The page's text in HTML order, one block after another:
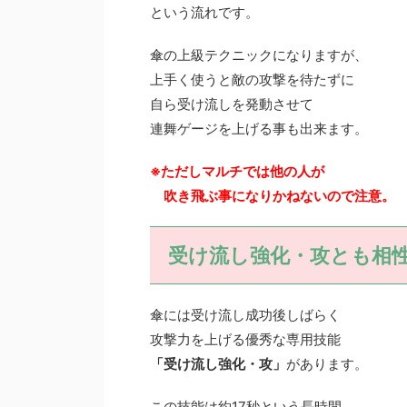
という流れです。
傘の上級テクニックになりますが、
上手く使うと敵の攻撃を待たずに
自ら受け流しを発動させて
連舞ゲージを上げる事も出来ます。
※ただしマルチでは他の人が
吹き飛ぶ事になりかねないので注意。
受け流し強化・攻とも相
傘には受け流し成功後しばらく
攻撃力を上げる優秀な専用技能
「受け流し強化・攻」 があります。